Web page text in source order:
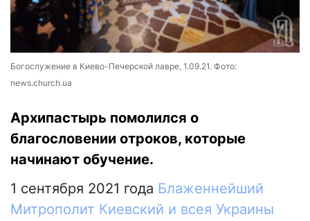
Богослужение в Киево-Печерской лавре, 1.09.21. Фото:
news.church.ua
Архипастырь помолился о
благословении отроков, которые
начинают обучение.
1 сентября 2021 года Блаженнейший
Митрополит Киевский и всея Украины